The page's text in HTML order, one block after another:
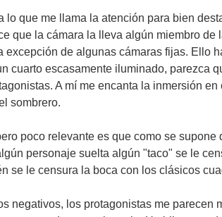
lo que me llama la atención para bien
que la cámara la lleva algún miembro
excepción de algunas cámaras fijas. Ello
cuarto escasamente iluminado, parezca
A mí me encanta la inmersión
sombrero.
poco relevante es que como se
personaje suelta algún "taco" se le
se le censura la boca con los clásicos
negativos, los protagonistas me parecen